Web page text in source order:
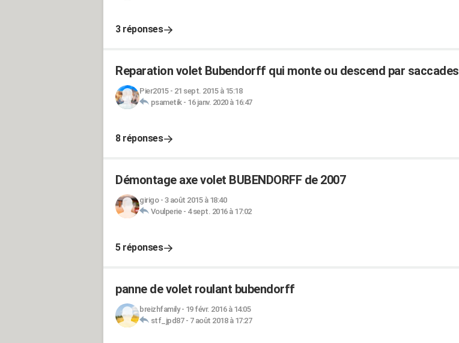
3 réponses
Reparation volet Bubendorff qui monte ou descend par saccades
Pier2015- 21 sept. 2015 à 15:18
psametik- 16 janv. 2020 à 16:47
8 réponses
Démontage axe volet BUBENDORFF de 2007
girigo- 3 août 2015 à 18:40
Voulperie- 4 sept. 2016 à 17:02
5 réponses
panne de volet roulant bubendorff
breizhfamily- 19 févr. 2016 à 14:05
stf_jpd87- 7 août 2018 à 17:27